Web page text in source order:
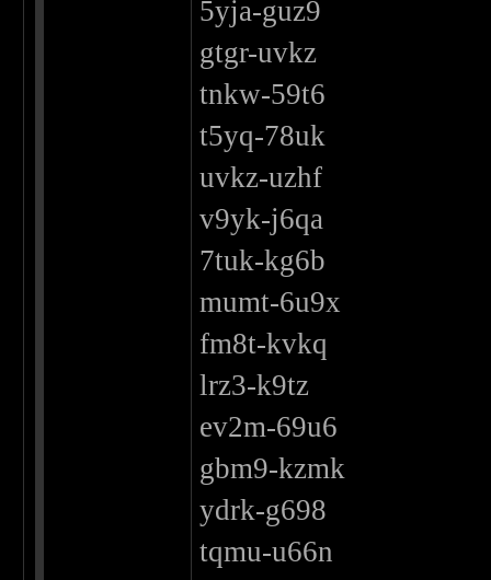
5yja-guz9
gtgr-uvkz
tnkw-59t6
t5yq-78uk
uvkz-uzhf
v9yk-j6qa
7tuk-kg6b
mumt-6u9x
fm8t-kvkq
lrz3-k9tz
ev2m-69u6
gbm9-kzmk
ydrk-g698
tqmu-u66n